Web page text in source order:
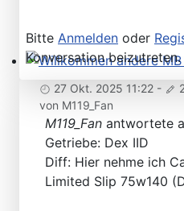
Willkommen andere MB
Bitte Anmelden oder
Konversation beizutreten.
27 Okt. 2025 11:22 -
von M119_Fan
M119_Fan antwortete
Getriebe: Dex IID
Diff: Hier nehme ich
Limited Slip 75w140